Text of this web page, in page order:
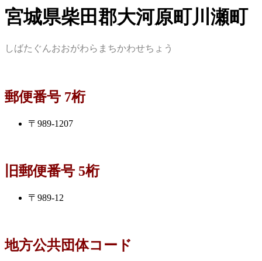
宮城県柴田郡大河原町川瀬町
しばたぐんおおがわらまちかわせちょう
郵便番号 7桁
〒989-1207
旧郵便番号 5桁
〒989-12
地方公共団体コード